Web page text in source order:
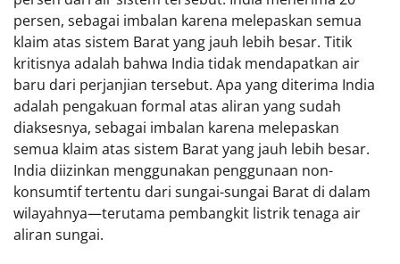
persen, sebagai imbalan karena melepaskan semua
klaim atas sistem Barat yang jauh lebih besar. Titik
kritisnya adalah bahwa India tidak mendapatkan air
baru dari perjanjian tersebut. Apa yang diterima India
adalah pengakuan formal atas aliran yang sudah
diaksesnya, sebagai imbalan karena melepaskan
semua klaim atas sistem Barat yang jauh lebih besar.
India diizinkan menggunakan penggunaan non-
konsumtif tertentu dari sungai-sungai Barat di dalam
wilayahnya—terutama pembangkit listrik tenaga air
aliran sungai.